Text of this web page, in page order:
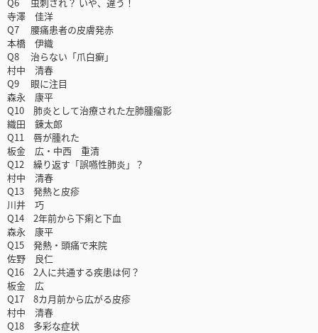
寺澤 佳洋
Q7 腰痛患者の皮膚発赤
本橋 伊織
Q8 治らない「爪白癬」
村中 清春
Q9 眼に注目
森永 康平
Q10 肺炎として治療された左肺腫瘤影
織田 錬太郎
Q11 唇が腫れた
板金 広・中西 重清
Q12 繰り返す「誤嚥性肺炎」？
村中 清春
Q13 発熱と皮疹
川井 巧
Q14 2年前から下痢と下血
森永 康平
Q15 発熱・頭痛で来院
佐野 良仁
Q16 2人に共通する疾患は何？
板金 広
Q17 8カ月前から広がる皮疹
村中 清春
Q18 多彩な症状